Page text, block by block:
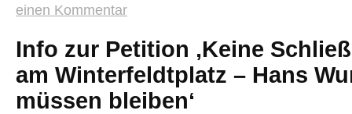
einen Kommentar
Info zur Petition ‚Keine
am Winterfeldtplatz – Hans
müssen bleiben‘